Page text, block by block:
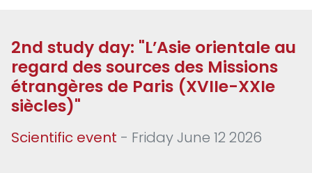
2nd study day: "L’Asie orientale au
regard des sources des Missions
étrangères de Paris (XVIIe-XXIe
siècles)"
Scientific event - Friday June 12 2026